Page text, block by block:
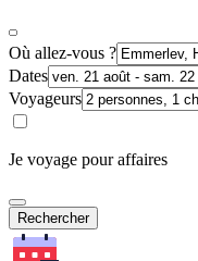
Où allez-vous ?
Dates
Voyageurs
Je voyage pour affaires
Rechercher